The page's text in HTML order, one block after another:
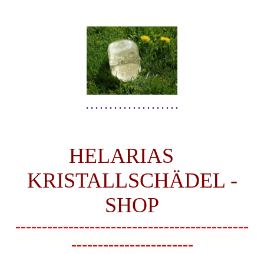
. . . . . . . . . . . . . . . . . . . .
HELARIAS
KRISTALLSCHÄDEL -
SHOP
--------------------------------------------
-----------------------